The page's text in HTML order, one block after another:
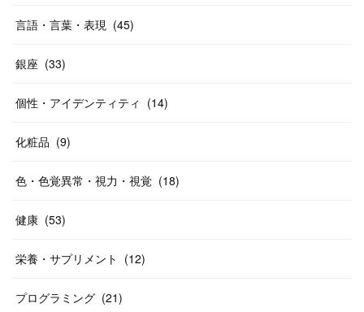
言語・言葉・表現 (45)
銀座 (33)
個性・アイデンティティ (14)
化粧品 (9)
色・色覚異常・視力・視覚 (18)
健康 (53)
栄養・サプリメント (12)
プログラミング (21)